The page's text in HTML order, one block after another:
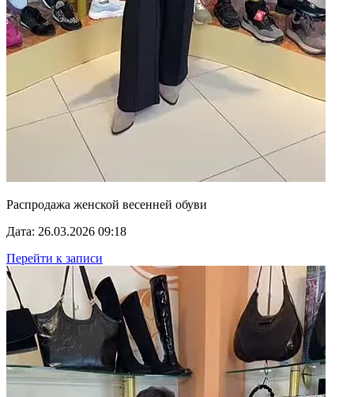
Распродажа женской весенней обуви
Дата: 26.03.2026 09:18
Перейти к записи